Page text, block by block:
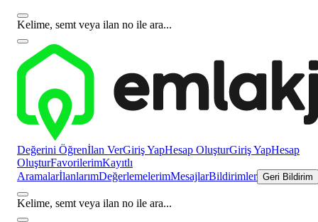
Kelime, semt veya ilan no ile ara...
Değerini Öğrenİlan VerGiriş YapHesap OluşturGiriş YapHesap
OluşturFavorilerimKayıtlı
AramalarİlanlarımDeğerlemelerimMesajlarBildirimler Geri Bildirim
Kelime, semt veya ilan no ile ara...